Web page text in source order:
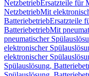
NetzbetriebErsatzteile für
NetzbetriebMit
BatteriebetriebErsatzteile
BatteriebetriebMit
pneumatischer
elektronischer
elektronischer
Spülauslösung,